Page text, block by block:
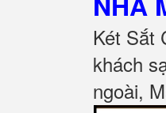
Két Sắt
khách
ngoài,